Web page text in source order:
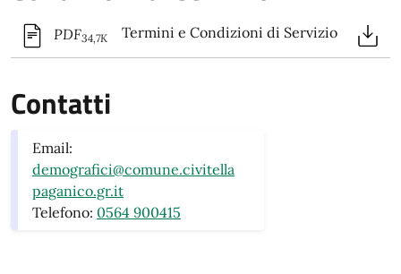
PDF34,7K Termini e Condizioni di Servizio
Contatti
Email:
demografici@comune.civitella
paganico.gr.it
Telefono: 0564 900415